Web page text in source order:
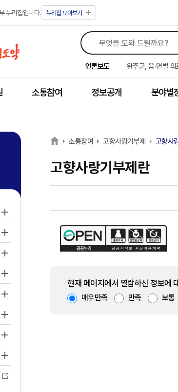
누리집입니다. 누리집 모아보기
언론보도
완주군, ‘수의계약
완주군 청소년, 초
완주군, 읍·면별
완주군, 모바일 헬
완주군 “여름휴
완주 청소년, 삼
전북은행, 완주군
유희태 완주군수,
소통참여 정보공개 분야별
소통참여 고향사랑기부제 고향사
고향사랑기부제란
현재 페이지에서 열람하신 정보에
매우만족 만족 보통